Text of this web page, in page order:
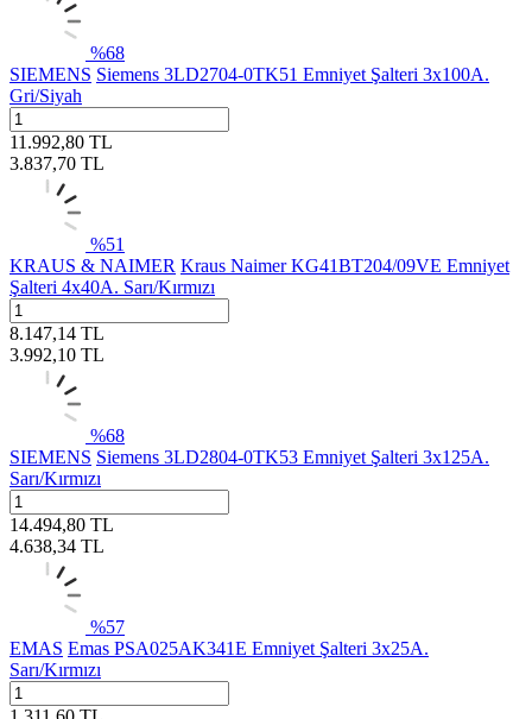
%68
SIEMENS Siemens 3LD2704-0TK51 Emniyet Şalteri 3x100A.
Gri/Siyah
11.992,80 TL
3.837,70 TL
%51
KRAUS & NAIMER Kraus Naimer KG41BT204/09VE Emniyet
Şalteri 4x40A. Sarı/Kırmızı
8.147,14 TL
3.992,10 TL
%68
SIEMENS Siemens 3LD2804-0TK53 Emniyet Şalteri 3x125A.
Sarı/Kırmızı
14.494,80 TL
4.638,34 TL
%57
EMAS Emas PSA025AK341E Emniyet Şalteri 3x25A.
Sarı/Kırmızı